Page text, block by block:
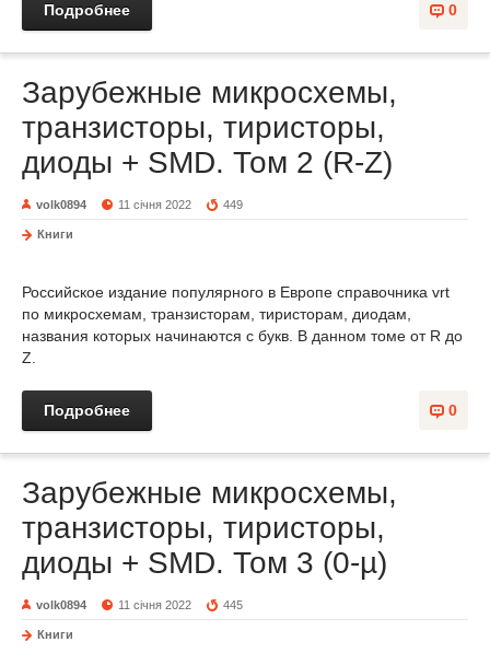
0
Подробнее
Зарубежные микросхемы,
транзисторы, тиристоры,
диоды + SMD. Том 2 (R-Z)
volk0894 11 січня 2022 449
Книги
Российское издание популярного в Европе справочника vrt
по микросхемам, транзисторам, тиристорам, диодам,
названия которых начинаются с букв. В данном томе от R до
Z.
0
Подробнее
Зарубежные микросхемы,
транзисторы, тиристоры,
диоды + SMD. Том 3 (0-µ)
volk0894 11 січня 2022 445
Книги